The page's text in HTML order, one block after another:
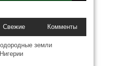
Свежие Комменты
земли